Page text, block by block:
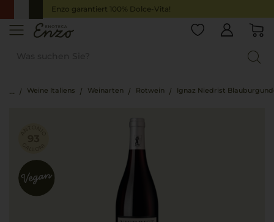
Enzo garantiert 100% Dolce-Vita!
Weine Italiens Weinarten Rotwein Ignaz Niedrist